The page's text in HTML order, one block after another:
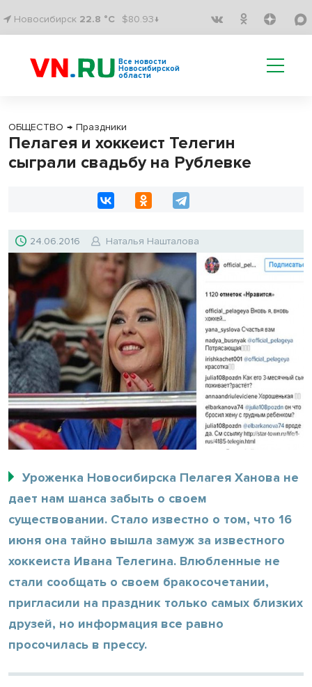
Новосибирск 22.8 °C $80.93↓
Все новости
Новосибирской
области
ОБЩЕСТВО → Праздники
Пелагея и хоккеист Телегин
сыграли свадьбу на Рублевке
24.06.2016 Наталья Нашталова
Уроженка Новосибирска Пелагея Ханова не
дает нам шанса забыть о своем
существовании. Стало известно о том, что 16
июня она тайно вышла замуж за известного
хоккеиста Ивана Телегина. Влюбленные не
стали сообщать о своем бракосочетании,
пригласили на праздник только самых близких
друзей, но информация все равно
просочилась в прессу.